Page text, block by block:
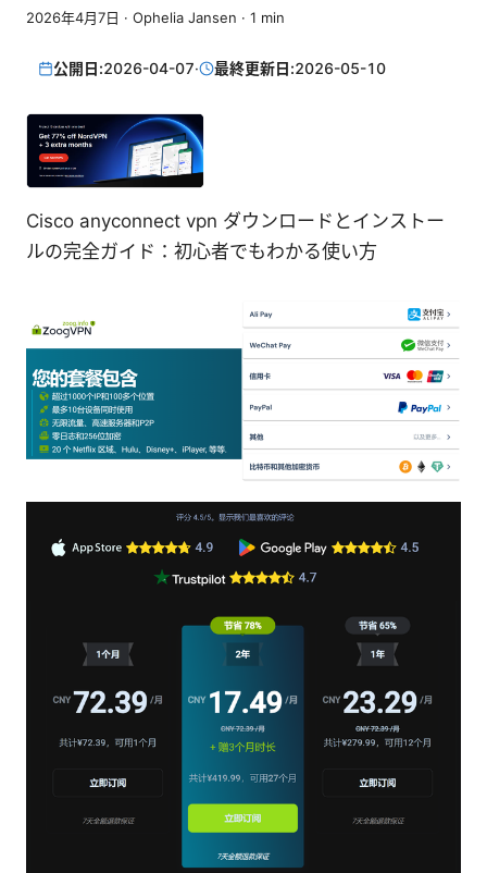
2026年4月7日 · Ophelia Jansen · 1 min
公開日:2026-04-07· 最終更新日:2026-05-10
Cisco anyconnect vpn ダウンロードとインストー
ルの完全ガイド：初心者でもわかる使い方